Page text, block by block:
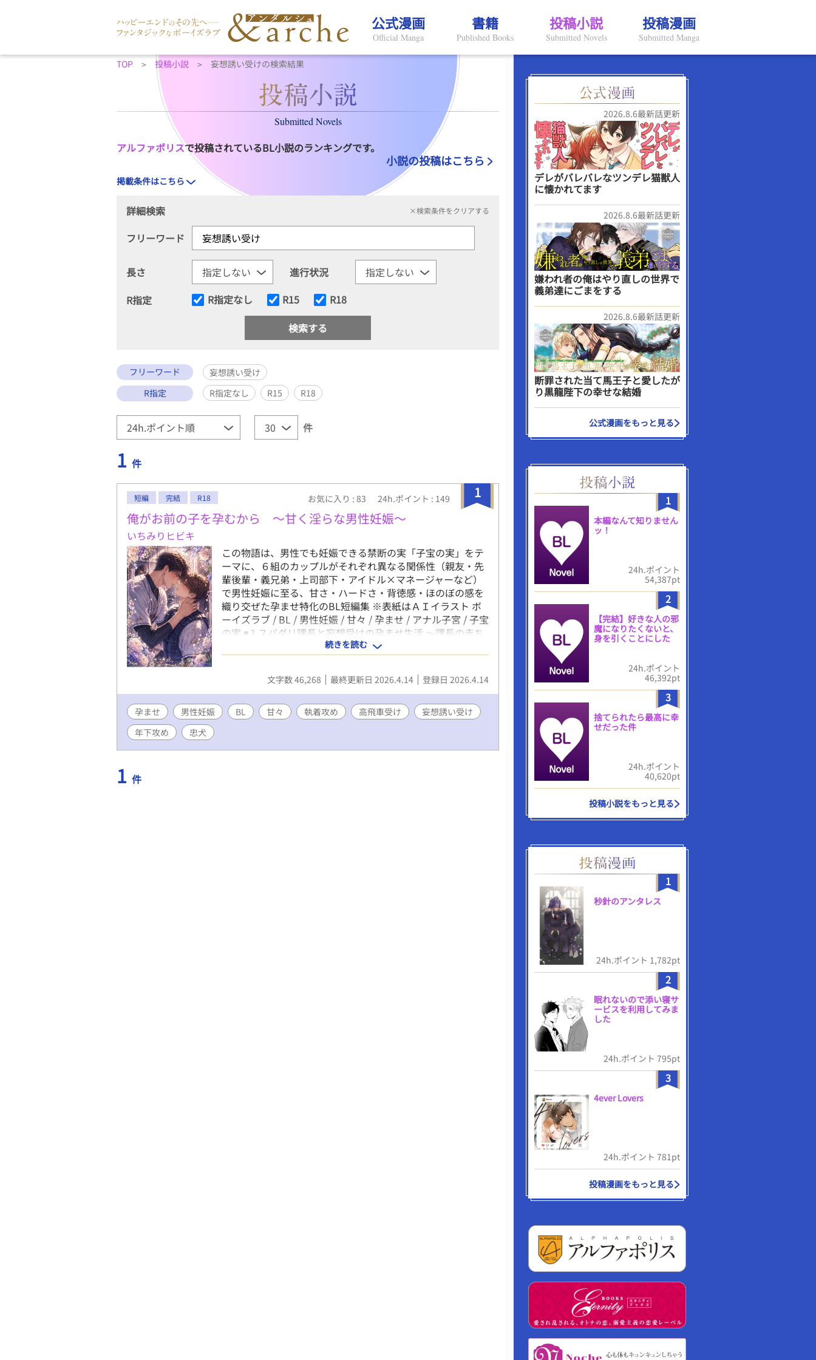
公式漫画
Official Manga
書籍
Published Books
投稿小説
Submitted Novels
投稿漫画
Submitted Manga
TOP 投稿小説 妄想誘い受けの検索結果
Submitted Novels
アルファポリスで投稿されているBL小説のランキングです。
小説の投稿はこちら
掲載条件はこちら
詳細検索 ×検索条件をクリアする
フリーワード
長さ
進行状況
R指定
R指定なし R15 R18
フリーワード
妄想誘い受け
R指定
R指定なし R15 R18
件
1 件
1
短編 完結 R18 お気に入り : 83 24h.ポイント : 149
俺がお前の子を孕むから 〜甘く淫らな男性妊娠〜
いちみりヒビキ
この物語は、男性でも妊娠できる禁断の実「子宝の実」をテ
ーマに、６組のカップルがそれぞれ異なる関係性（親友・先
輩後輩・義兄弟・上司部下・アイドル×マネージャーなど）
で男性妊娠に至る、甘さ・ハードさ・背徳感・ほのぼの感を
織り交ぜた孕ませ特化のBL短編集 ※表紙はＡＩイラスト ボ
ーイズラブ / BL / 男性妊娠 / 甘々 / 孕ませ / アナル子宮 / 子宝
の実 ◾️１スパダリ課長と妄想受けの孕ませ生活 〜課長の赤ち
ゃんが欲しい！〜 上司x部下 妄想誘い受け ◾️２ドSピッチャ
ーの孕ませバッテリー 〜親友の腹は俺の子でパンパン〜 親
友同士 ドS攻め ◾️３ハードボイルド先輩後輩のリバ妊娠 〜
任務の果てに誓う孕ませ愛〜 先輩x後輩 ハードボイルド ◾️４
れよ〜 歳下攻め 子持ち ◾️５高飛車アイドルは忠犬孕ませ攻
だけ〜 義兄弟 執着攻め ◾️７続・スパダリ課長と妄想受けの
続きを読む
文字数 46,268 最終更新日 2026.4.14 登録日 2026.4.14
孕ませ 男性妊娠 BL 甘々 執着攻め 高飛車受け
妄想誘い受け
年下攻め
忠犬
1 件
2026.8.6最新話更新
デレがバレバレなツンデレ猫獣人
に懐かれてます
2026.8.6最新話更新
嫌われ者の俺はやり直しの世界で
義弟達にごまをする
2026.8.6最新話更新
断罪された当て馬王子と愛したが
り黒龍陛下の幸せな結婚
公式漫画をもっと見る
1
本編なんて知りません
ッ！
24h.ポイント
54,387pt
2
【完結】好きな人の邪
魔になりたくないと、
身を引くことにした
24h.ポイント
46,392pt
3
捨てられたら最高に幸
せだった件
24h.ポイント
40,620pt
投稿小説をもっと見る
1
秒針のアンタレス
24h.ポイント 1,782pt
2
眠れないので添い寝サ
ービスを利用してみま
した
24h.ポイント 795pt
3
4ever Lovers
24h.ポイント 781pt
投稿漫画をもっと見る